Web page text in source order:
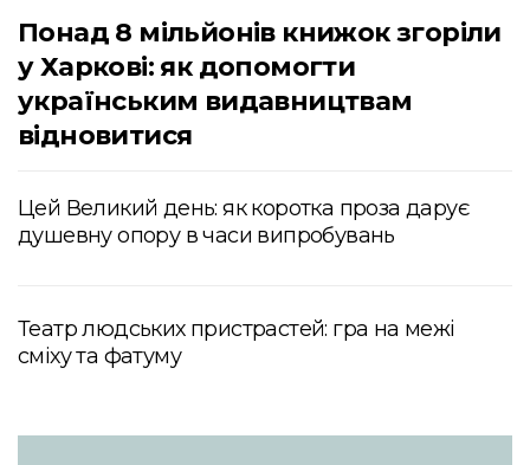
Понад 8 мільйонів книжок згоріли
у Харкові: як допомогти
українським видавництвам
відновитися
Цей Великий день: як коротка проза дарує
душевну опору в часи випробувань
Театр людських пристрастей: гра на межі
сміху та фатуму